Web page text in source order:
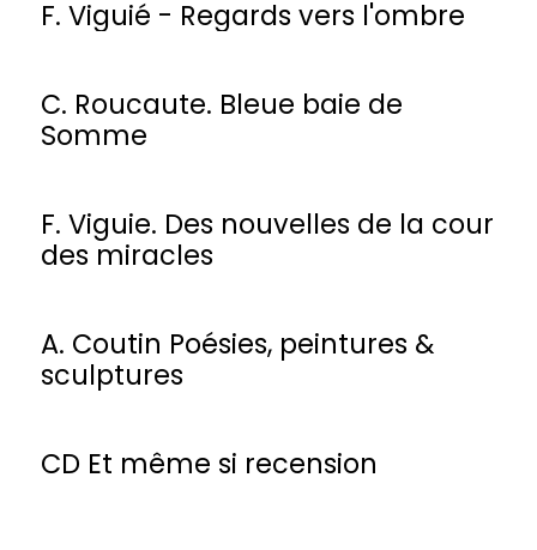
F. Viguié - Regards vers l'ombre
C. Roucaute. Bleue baie de
Somme
F. Viguie. Des nouvelles de la cour
des miracles
A. Coutin Poésies, peintures &
sculptures
CD Et même si recension